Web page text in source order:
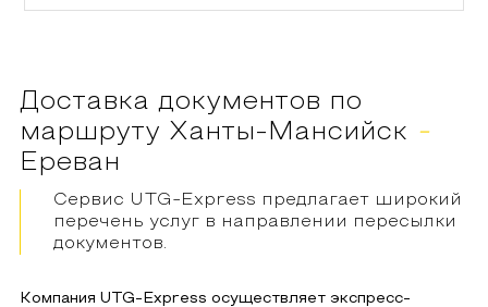
Доставка документов по
маршруту Ханты-Мансийск -
Ереван
Сервис UTG-Express предлагает широкий
перечень услуг в направлении пересылки
документов.
Компания UTG-Express осуществляет экспресс-